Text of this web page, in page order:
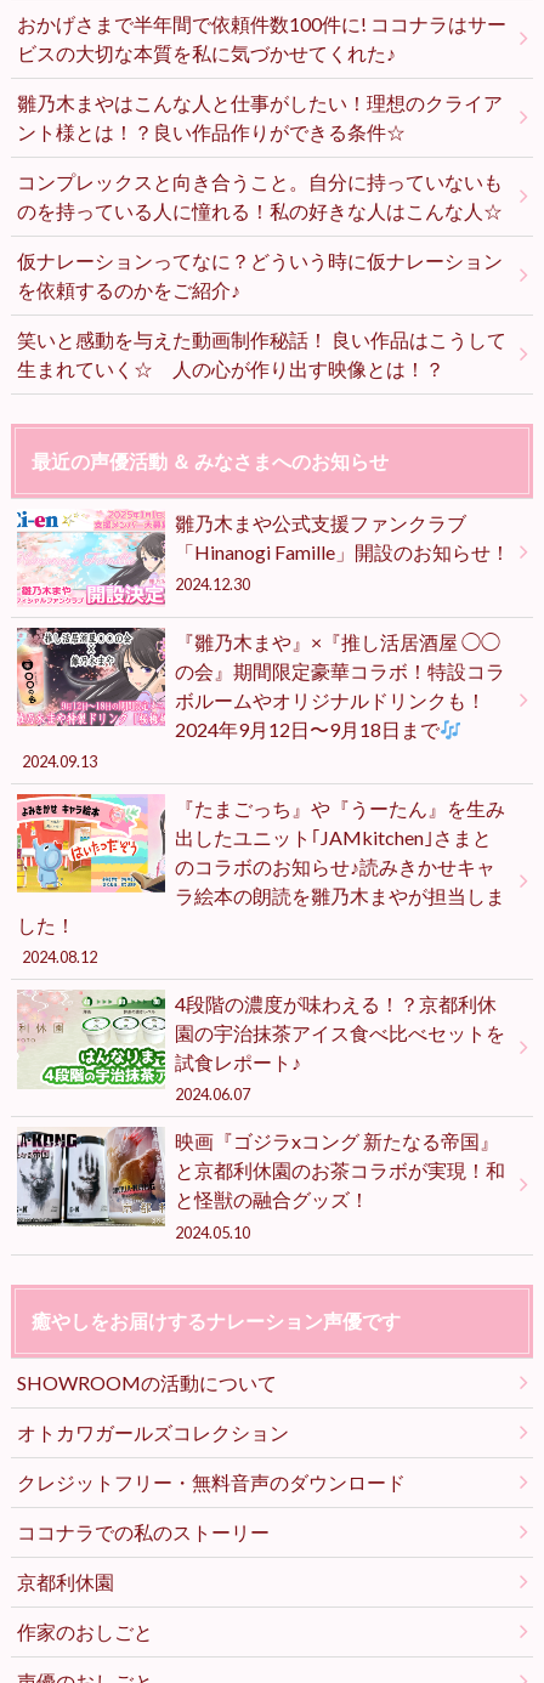
おかげさまで半年間で依頼件数100件に! ココナラはサー
ビスの大切な本質を私に気づかせてくれた♪
雛乃木まやはこんな人と仕事がしたい！理想のクライア
ント様とは！？良い作品作りができる条件☆
コンプレックスと向き合うこと。自分に持っていないも
のを持っている人に憧れる！私の好きな人はこんな人☆
仮ナレーションってなに？どういう時に仮ナレーション
を依頼するのかをご紹介♪
笑いと感動を与えた動画制作秘話！ 良い作品はこうして
生まれていく☆ 人の心が作り出す映像とは！？
最近の声優活動 ＆ みなさまへのお知らせ
雛乃木まや公式支援ファンクラブ
「Hinanogi Famille」開設のお知らせ！
2024.12.30
『雛乃木まや』×『推し活居酒屋 ◯◯
の会』期間限定豪華コラボ！特設コラ
ボルームやオリジナルドリンクも！
2024年9月12日〜9月18日まで
2024.09.13
『たまごっち』や『うーたん』を生み
出したユニット｢JAMkitchen｣さまと
のコラボのお知らせ♪読みきかせキャ
ラ絵本の朗読を雛乃木まやが担当しま
した！
2024.08.12
4段階の濃度が味わえる！？京都利休
園の宇治抹茶アイス食べ比べセットを
試食レポート♪
2024.06.07
映画『ゴジラxコング 新たなる帝国』
と京都利休園のお茶コラボが実現！和
と怪獣の融合グッズ！
2024.05.10
癒やしをお届けするナレーション声優です
SHOWROOMの活動について
オトカワガールズコレクション
クレジットフリー・無料音声のダウンロード
ココナラでの私のストーリー
京都利休園
作家のおしごと